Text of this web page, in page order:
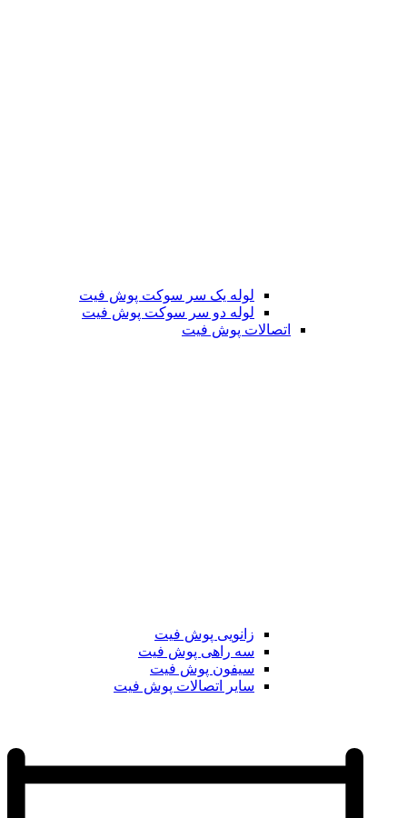
لوله یک سر سوکت پوش فیت
لوله دو سر سوکت پوش فیت
اتصالات پوش فیت
زانویی پوش فیت
سه راهی پوش فیت
سیفون پوش فیت
سایر اتصالات پوش فیت